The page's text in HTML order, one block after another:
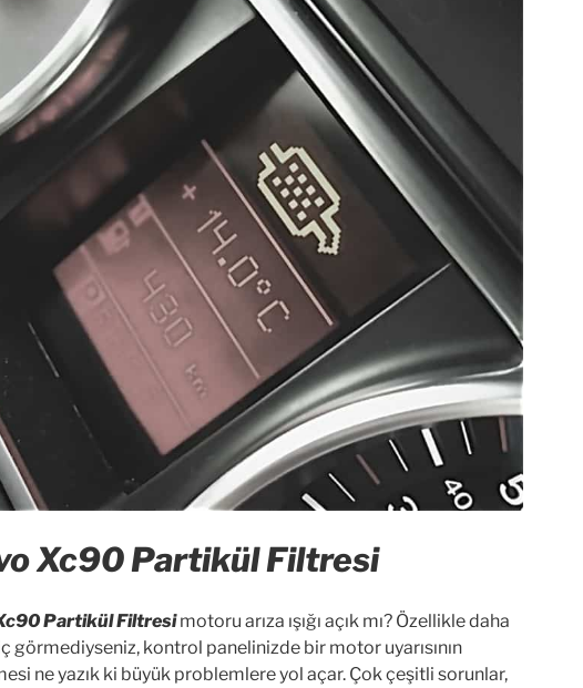
Xc90 Partikül Filtresi
Partikül Filtresimotoru arıza ışığı açık mı? Özellikle daha
görmediyseniz, kontrol panelinizde bir motor uyarısının
ne yazık ki büyük problemlere yol açar. Çok çeşitli sorunlar,